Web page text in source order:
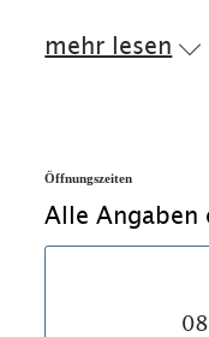
großer
der
mehr lesen
Öffnungszeiten
Alle Angaben